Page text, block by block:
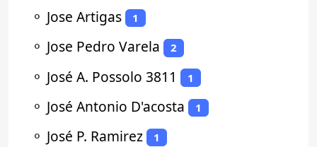
⚬ Jose Artigas 1
⚬ Jose Pedro Varela 2
⚬ José A. Possolo 3811 1
⚬ José Antonio D'acosta 1
⚬ José P. Ramirez 1